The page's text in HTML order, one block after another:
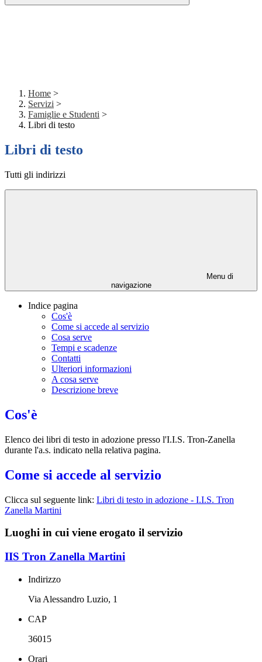
Home >
Servizi >
Famiglie e Studenti >
Libri di testo
Libri di testo
Tutti gli indirizzi
Menu di
navigazione
Indice pagina
Cos'è
Come si accede al servizio
Cosa serve
Tempi e scadenze
Contatti
Ulteriori informazioni
A cosa serve
Descrizione breve
Cos'è
Elenco dei libri di testo in adozione presso l'I.I.S. Tron-Zanella
durante l'a.s. indicato nella relativa pagina.
Come si accede al servizio
Clicca sul seguente link: Libri di testo in adozione - I.I.S. Tron
Zanella Martini
Luoghi in cui viene erogato il servizio
IIS Tron Zanella Martini
Indirizzo
Via Alessandro Luzio, 1
CAP
36015
Orari